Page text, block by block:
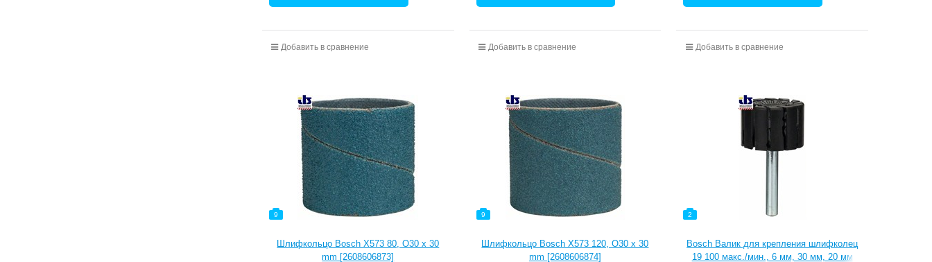
Добавить в сравнение Добавить в сравнение Добавить в сравнение
9
Шлифкольцо Bosch X573 80, O30 x 30
mm [2608606873]
9
Шлифкольцо Bosch X573 120, O30 x 30
mm [2608606874]
2
Bosch Валик для крепления шлифколец
19 100 макс./мин., 6 мм, 30 мм, 20 мм